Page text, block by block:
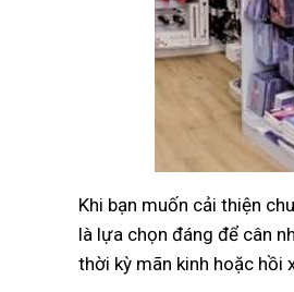
Khi bạn muốn cải thiện
là lựa chọn đáng để cân
thời kỳ mãn kinh hoặc hồi